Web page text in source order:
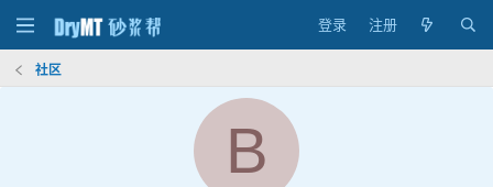
登录 注册
社区
B